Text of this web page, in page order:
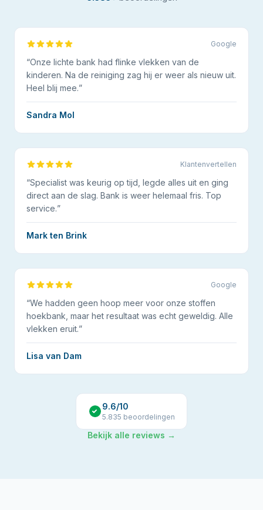
Google
“Onze lichte bank had flinke vlekken van de
kinderen. Na de reiniging zag hij er weer als nieuw uit.
Heel blij mee.”
Sandra Mol
Klantenvertellen
“Specialist was keurig op tijd, legde alles uit en ging
direct aan de slag. Bank is weer helemaal fris. Top
service.”
Mark ten Brink
Google
“We hadden geen hoop meer voor onze stoffen
hoekbank, maar het resultaat was echt geweldig. Alle
vlekken eruit.”
Lisa van Dam
9.6/10
5.835 beoordelingen
Bekijk alle reviews →